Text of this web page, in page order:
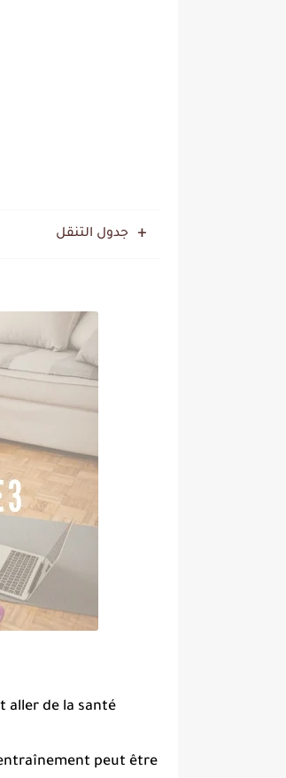
جدول التنقل
aller de la santé
peut être